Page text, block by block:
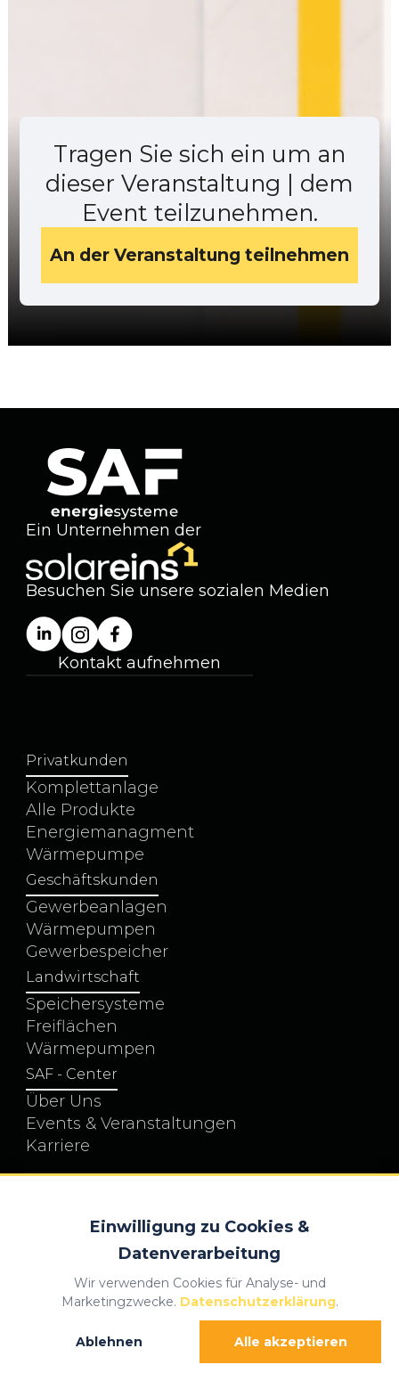
Tragen Sie sich ein um an
dieser Veranstaltung | dem
Event teilzunehmen.
An der Veranstaltung teilnehmen
Ein Unternehmen der
Besuchen Sie unsere sozialen Medien
Kontakt aufnehmen
Privatkunden
Komplettanlage
Alle Produkte
Energiemanagment
Wärmepumpe
Geschäftskunden
Gewerbeanlagen
Wärmepumpen
Gewerbespeicher
Landwirtschaft
Speichersysteme
Freiflächen
Wärmepumpen
SAF - Center
Über Uns
Events & Veranstaltungen
Karriere
© 2026 SAF Energiesysteme Schwaben GmbH
Alle Rechte vorbehalten.
Datenschutzerklärung Impressum
Einwilligung zu Cookies &
Datenverarbeitung
Wir verwenden Cookies für Analyse- und
Marketingzwecke. Datenschutzerklärung.
Ablehnen Alle akzeptieren